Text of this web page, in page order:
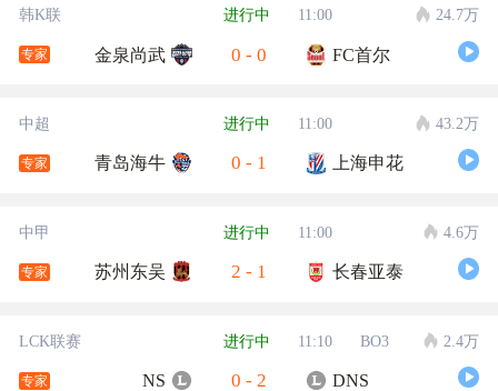
韩K联 进行中 11:00 24.7万
专家 金泉尚武 0 - 0 FC首尔
中超 进行中 11:00 43.2万
专家 青岛海牛 0 - 1 上海申花
中甲 进行中 11:00 4.6万
专家 苏州东吴 2 - 1 长春亚泰
LCK联赛 进行中 11:10 BO3 2.4万
专家 NS 0 - 2 DNS